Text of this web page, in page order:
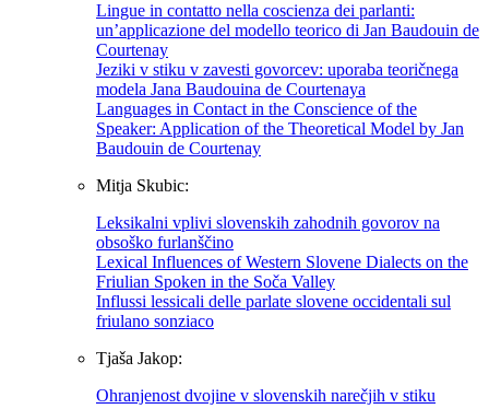
Lingue in contatto nella coscienza dei parlanti:
un’applicazione del modello teorico di Jan Baudouin de
Courtenay
Jeziki v stiku v zavesti govorcev: uporaba teoričnega
modela Jana Baudouina de Courtenaya
Languages in Contact in the Conscience of the
Speaker: Application of the Theoretical Model by Jan
Baudouin de Courtenay
Mitja Skubic:
Leksikalni vplivi slovenskih zahodnih govorov na
obsoško furlanščino
Lexical Influences of Western Slovene Dialects on the
Friulian Spoken in the Soča Valley
Influssi lessicali delle parlate slovene occidentali sul
friulano sonziaco
Tjaša Jakop:
Ohranjenost dvojine v slovenskih narečjih v stiku